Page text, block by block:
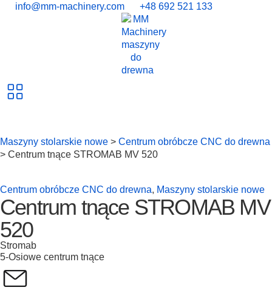
info@mm-machinery.com +48 692 521 133
Maszyny stolarskie nowe > Centrum obróbcze CNC do drewna
> Centrum tnące STROMAB MV 520
Centrum obróbcze CNC do drewna, Maszyny stolarskie nowe
Centrum tnące STROMAB MV
520
Stromab
5-Osiowe centrum tnące